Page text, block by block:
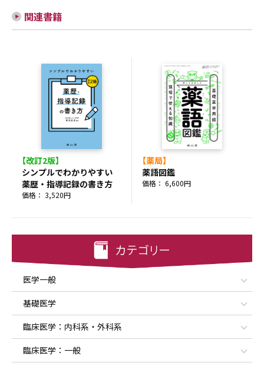
医学一般
基礎医学
臨床医学：内科系・外科系
臨床医学：一般
関連書籍
【改訂2版】
シンプルでわかりやすい
薬歴・指導記録の書き方
価格： 3,520円
【薬局】
薬語図鑑
価格： 6,600円